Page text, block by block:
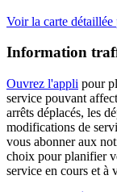
Voir la carte
Information
Ouvrez l'appli pour
service pouvant
arrêts déplacés, les
modifications de
vous abonner aux
choix pour planifier
service en cours et à